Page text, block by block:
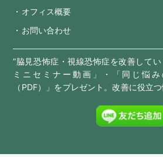
・オフィス概要
・お問い合わせ
”脇見恐怖症・視線恐怖症を改善して
ミニセミナー動画」・「同じ悩
（PDF）」をプレゼント。改善に役立